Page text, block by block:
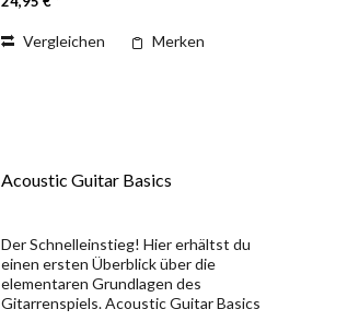
und der richtigen Hand-...
Vergleichen Merken
Acoustic Guitar Basics
Der Schnelleinstieg! Hier erhältst du
einen ersten Überblick über die
elementaren Grundlagen des
Gitarrenspiels. Acoustic Guitar Basics